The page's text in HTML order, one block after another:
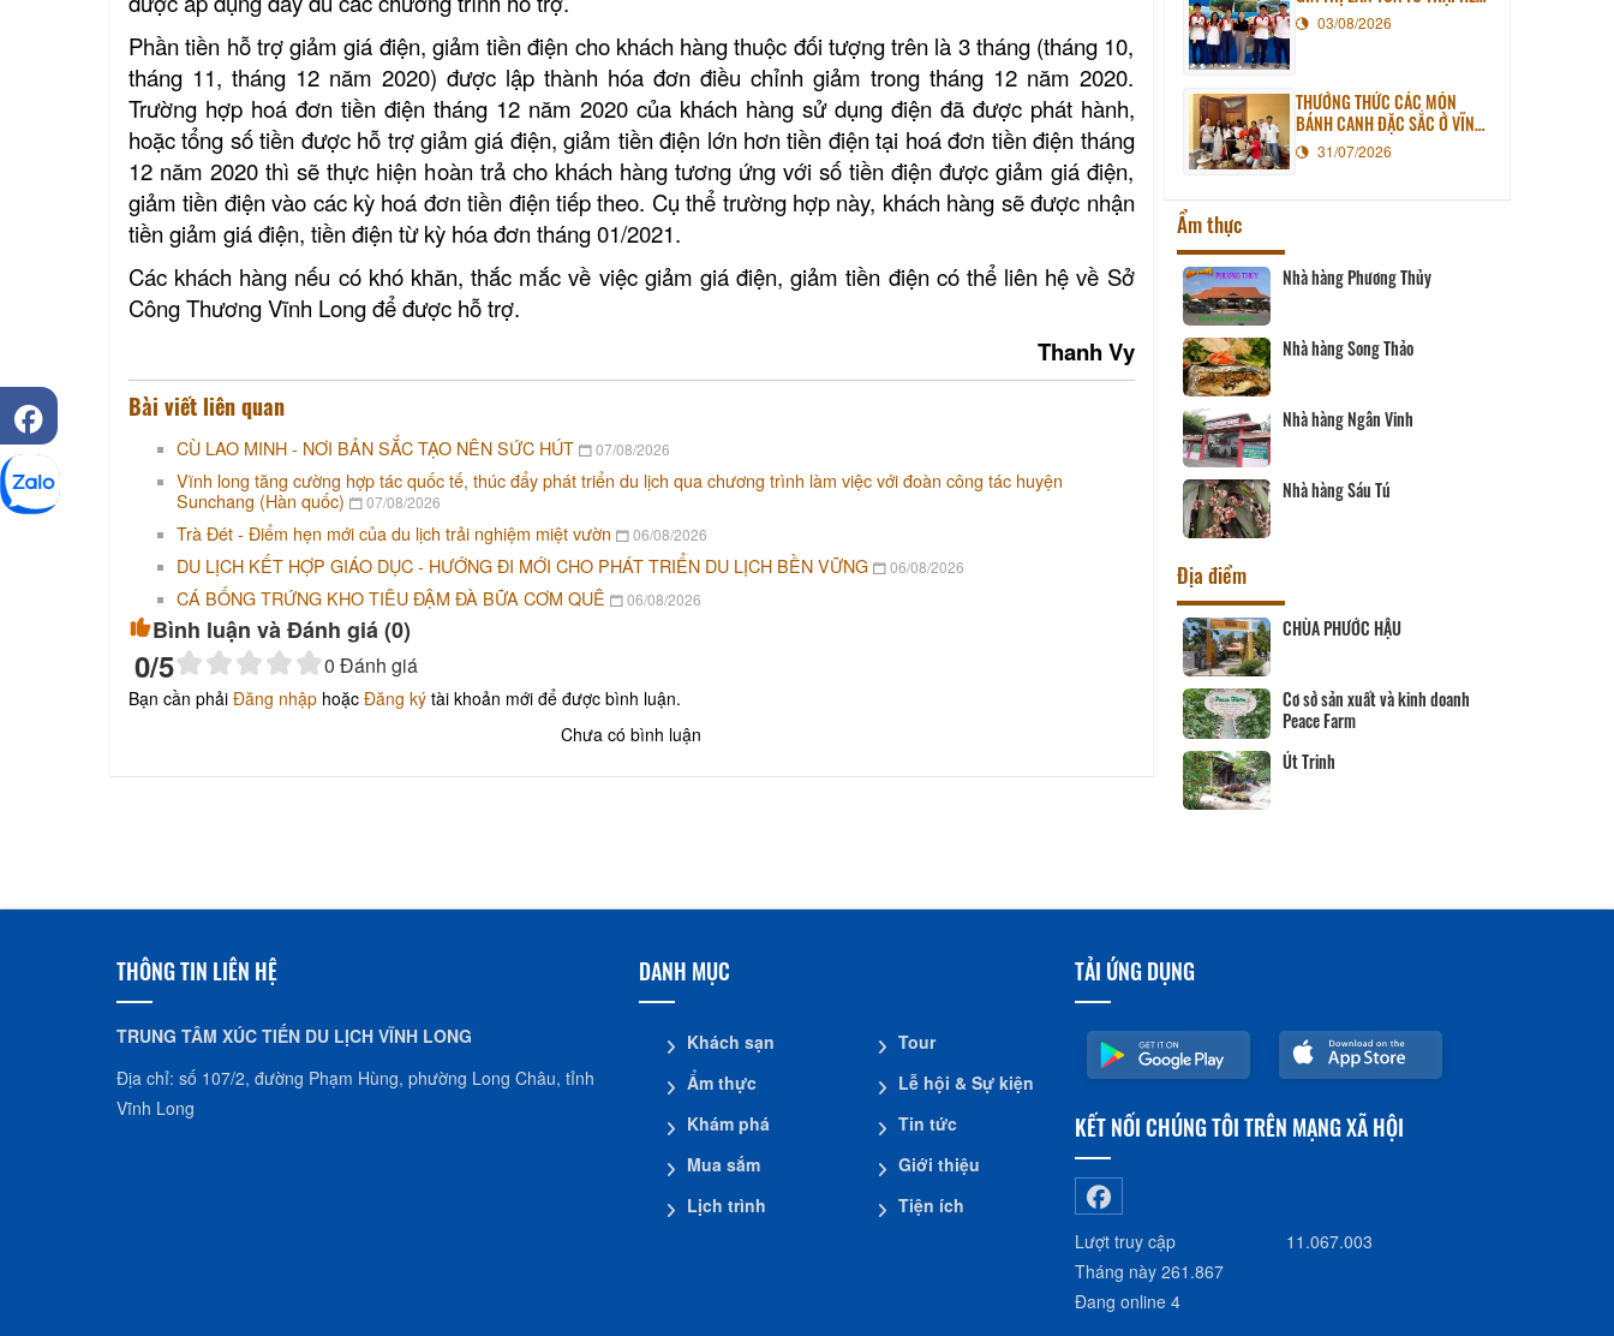
Phần tiền hỗ trợ giảm giá điện, giảm tiền điện cho khách hàng thuộc đối tượng trên là 3 tháng (tháng 10,
tháng 11, tháng 12 năm 2020) được lập thành hóa đơn điều chỉnh giảm trong tháng 12 năm 2020.
Trường hợp hoá đơn tiền điện tháng 12 năm 2020 của khách hàng sử dụng điện đã được phát hành,
hoặc tổng số tiền được hỗ trợ giảm giá điện, giảm tiền điện lớn hơn tiền điện tại hoá đơn tiền điện tháng
12 năm 2020 thì sẽ thực hiện hoàn trả cho khách hàng tương ứng với số tiền điện được giảm giá điện,
giảm tiền điện vào các kỳ hoá đơn tiền điện tiếp theo. Cụ thể trường hợp này, khách hàng sẽ được nhận
tiền giảm giá điện, tiền điện từ kỳ hóa đơn tháng 01/2021.
Các khách hàng nếu có khó khăn, thắc mắc về việc giảm giá điện, giảm tiền điện có thể liên hệ về Sở
Công Thương Vĩnh Long để được hỗ trợ.
Thanh Vy
Bài viết liên quan
CÙ LAO MINH - NƠI BẢN SẮC TẠO NÊN SỨC HÚT 07/08/2026
Vĩnh long tăng cường hợp tác quốc tế, thúc đẩy phát triển du lịch qua chương trình làm việc với đoàn công tác huyện
Sunchang (Hàn quốc)
07/08/2026
Trà Đét - Điểm hẹn mới của du lịch trải nghiệm miệt vườn 06/08/2026
DU LỊCH KẾT HỢP GIÁO DỤC - HƯỚNG ĐI MỚI CHO PHÁT TRIỂN DU LỊCH BỀN VỮNG 06/08/2026
CÁ BỐNG TRỨNG KHO TIÊU ĐẬM ĐÀ BỮA CƠM QUÊ 06/08/2026
Bình luận và Đánh giá (0)
0/5 0 Đánh giá
Bạn cần phải Đăng nhập hoặc Đăng ký tài khoản mới để được bình luận.
Chưa có bình luận
PHƯƠNG NAM NĂM 2026
03/08/2026
THƯỞNG THỨC CÁC MÓN
BÁNH CANH ĐẶC SẮC Ở VĨNH
LONG31/07/2026
Ẩm thực
Nhà hàng Thiên Tân
Tàu nhà hàng Sài Gòn - Vĩnh
Nhà hàng Ẩm Thực Phố
Nhà hàng Phương Thủy
Nhà hàng Song Thảo
Nhà hàng Ngân Vinh
Nhà hàng Sáu Tú
Địa điểm
Khu tưởng niệm cố Thủ tướng Võ
Văn Kiệt
BẢO TÀNG VĨNH LONG
Khu lưu niệm Giáo sư, Viện sĩ
KHU DU LỊCH VINH SANG
VĂN THÁNH MIẾU VĨNH LONG
CHÙA PHƯỚC HẬU
Cơ sở sản xuất và kinh doanh
Peace Farm
Út Trinh
THÔNG TIN LIÊN HỆ
TRUNG TÂM XÚC TIẾN DU LỊCH VĨNH LONG
Địa chỉ: số 107/2, đường Phạm Hùng, phường Long Châu, tỉnh
Vĩnh Long
DANH MỤC
Khách sạn
Ẩm thực
Khám phá
Mua sắm
Lịch trình
Tour
Lễ hội & Sự kiện
Tin tức
Giới thiệu
Tiện ích
TẢI ỨNG DỤNG
KẾT NỐI CHÚNG TÔI TRÊN MẠNG XÃ HỘI
Lượt truy cập
11.067.003
Tháng này 261.867
Đang online 4